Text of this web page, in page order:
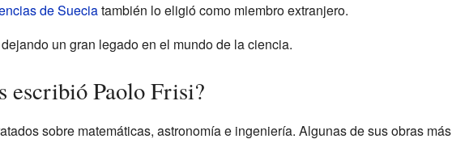
de Sueciatambién lo eligió como miembro extranjero.
un gran legado en el mundo de la ciencia.
escribió Paolo Frisi?
sobre matemáticas, astronomía e ingeniería. Algunas de sus obras más